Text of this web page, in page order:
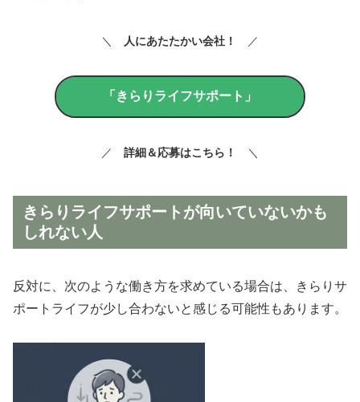
＼ 人にあたたかい会社 ！ ／
「きらりライフサポート」
／ 詳細＆応募はこちら ！ ＼
きらりライフサポートが向いていないかも
しれない人
反対に、次のような働き方を求めている場合は、きらりサ
ポートライフが少し合わないと感じる可能性もあります。